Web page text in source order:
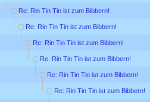
Re: Rin Tin Tin ist zum Bibbern!
Re: Rin Tin Tin ist zum Bibbern!
Re: Rin Tin Tin ist zum Bibbern!
Re: Rin Tin Tin ist zum Bibbern!
Re: Rin Tin Tin ist zum Bibbern!
Re: Rin Tin Tin ist zum Bibbern!